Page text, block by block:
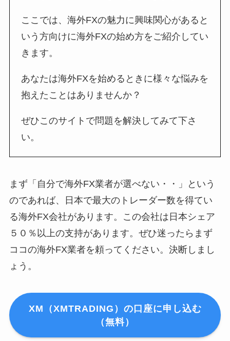
ここでは、海外FXの魅力に興味関心があると
いう方向けに海外FXの始め方をご紹介してい
きます。
あなたは海外FXを始めるときに様々な悩みを
抱えたことはありませんか？
ぜひこのサイトで問題を解決してみて下さ
い。
まず「自分で海外FX業者が選べない・・」という
のであれば、日本で最大のトレーダー数を得てい
る海外FX会社があります。この会社は日本シェア
５０％以上の支持があります。ぜひ迷ったらまず
ココの海外FX業者を頼ってください。決断しまし
ょう。
XM（XMTRADING）の口座に申し込む
（無料）